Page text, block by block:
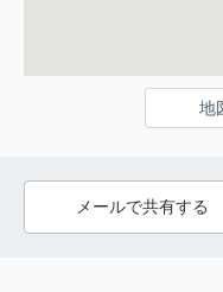
地
メールで共有する